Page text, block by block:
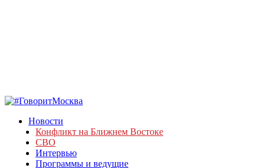
Новости
Конфликт на Ближнем Востоке
СВО
Интервью
Программы и ведущие